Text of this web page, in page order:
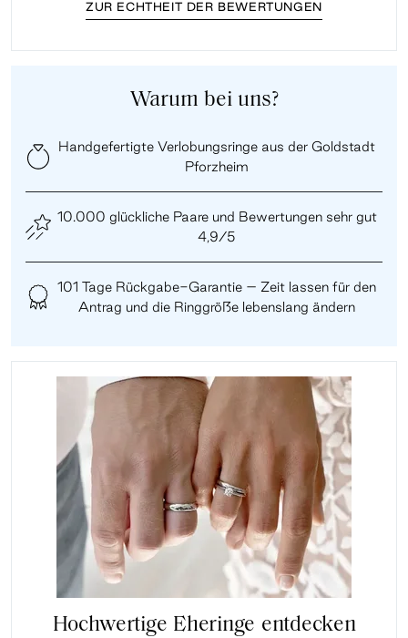
ZUR ECHTHEIT DER BEWERTUNGEN
Warum bei uns?
Handgefertigte Verlobungsringe aus der Goldstadt
Pforzheim
10.000 glückliche Paare und Bewertungen sehr gut
4,9/5
101 Tage Rückgabe-Garantie – Zeit lassen für den
Antrag und die Ringgröße lebenslang ändern
Hochwertige Eheringe entdecken